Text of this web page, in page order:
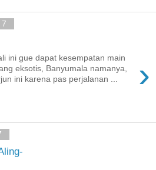
›
ini gue dapat kesempatan main
eksotis, Banyumala namanya,
ini karena pas perjalanan ...